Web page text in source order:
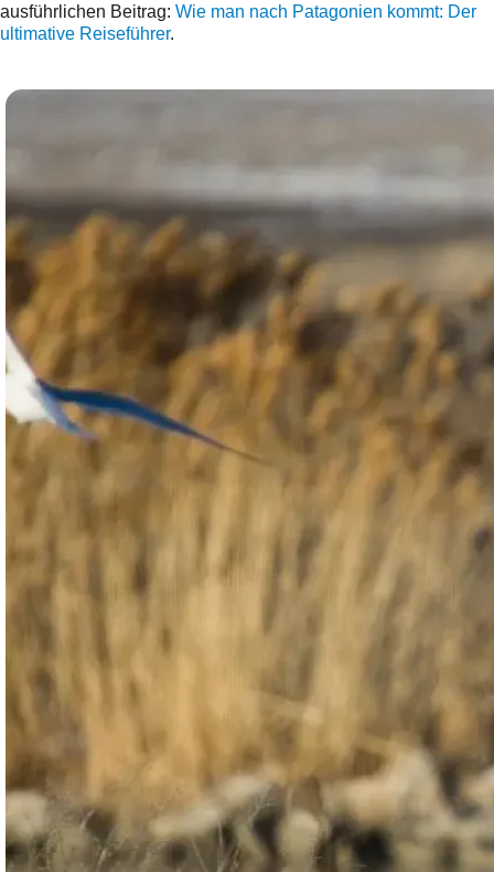
ausführlichen Beitrag: Wie man nach Patagonien kommt: Der
ultimative Reiseführer.